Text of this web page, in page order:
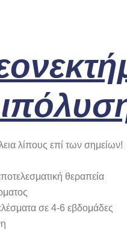
λίπους επί των σημείων!
θεραπεία
σε 4-6 εβδομάδες